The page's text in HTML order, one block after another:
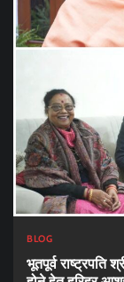
BLOG
भूतपूर्व राष्ट्रपति